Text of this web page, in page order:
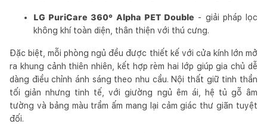
LG PuriCare 360° Alpha PET Double - giải pháp lọc
không khí toàn diện, thân thiện với thú cưng.
Đặc biệt, mỗi phòng ngủ đều được thiết kế với cửa kính lớn mở
ra khung cảnh thiên nhiên, kết hợp rèm hai lớp giúp gia chủ dễ
dàng điều chỉnh ánh sáng theo nhu cầu. Nội thất giữ tinh thần
tối giản nhưng tinh tế, với giường ngủ êm ái, hệ tủ gỗ âm
tường và bảng màu trầm ấm mang lại cảm giác thư giãn tuyệt
đối.